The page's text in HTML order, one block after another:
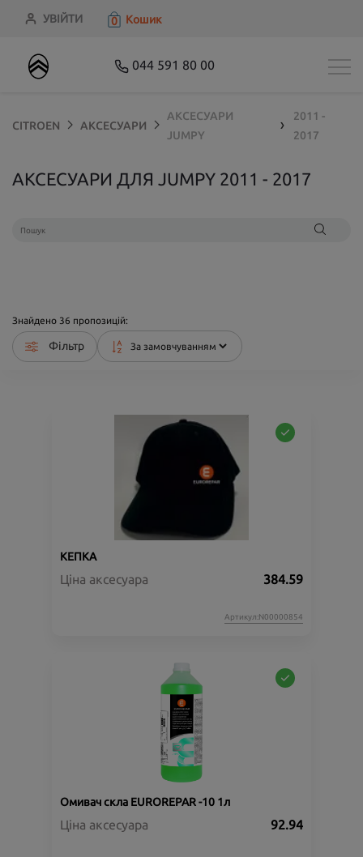
УВІЙТИ 0 Кошик
044 591 80 00
CITROEN АКСЕСУАРИ
АКСЕСУАРИ
JUMPY
❯
2011 -
2017
АКСЕСУАРИ ДЛЯ JUMPY 2011 - 2017
Знайдено 36 пропозицій:
Фільтр
КЕПКА
Ціна аксесуара 384.59
Артикул:N00000854
Омивач скла EUROREPAR -10 1л
Ціна аксесуара 92.94